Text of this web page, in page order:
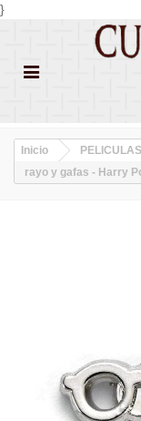
}
Inicio PELICULAS
rayo y gafas - Harry